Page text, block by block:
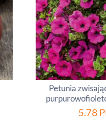
Petunia
5.78